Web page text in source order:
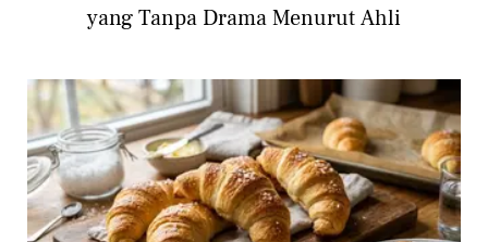
yang Tanpa Drama Menurut Ahli